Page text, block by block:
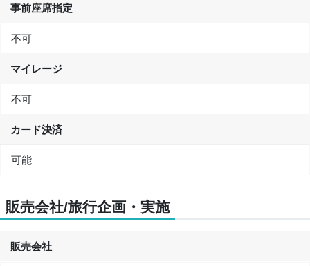
事前座席指定
不可
マイレージ
不可
カード決済
可能
販売会社/旅行企画・実施
販売会社